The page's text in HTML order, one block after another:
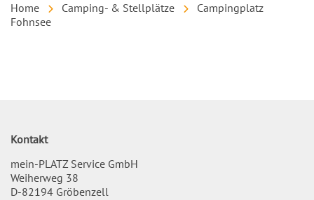
Home Camping- & Stellplätze
Campingplatz
Fohnsee
Kontakt
mein-PLATZ Service GmbH
Weiherweg 38
D-82194 Gröbenzell